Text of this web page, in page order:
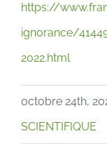
https://
ignorance/
2022.html
octobre 24th,
SCIENTIFIQUE